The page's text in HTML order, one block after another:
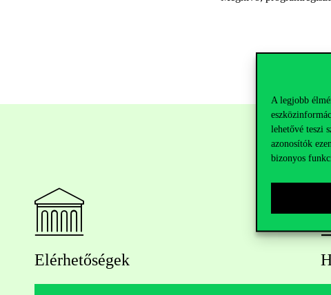
A legjobb
lehetővé teszi
azonosítók
bizonyos
Elérhetőségek